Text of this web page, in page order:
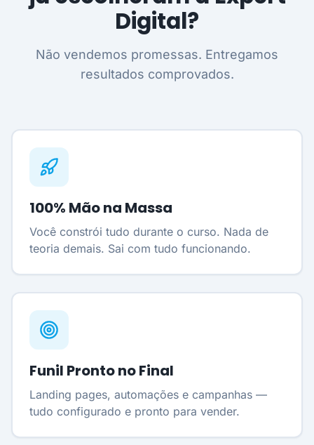
Digital?
Não vendemos promessas. Entregamos
resultados comprovados.
100% Mão na Massa
Você constrói tudo durante o curso. Nada de
teoria demais. Sai com tudo funcionando.
Funil Pronto no Final
Landing pages, automações e campanhas —
tudo configurado e pronto para vender.